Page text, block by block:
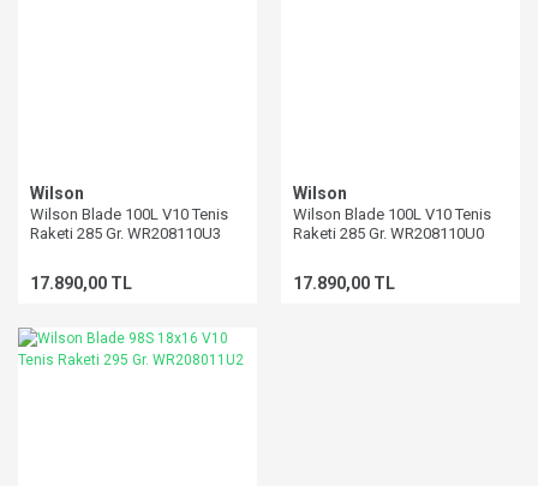
Wilson
Wilson Blade 100L V10 Tenis
Raketi 285 Gr. WR208110U3
17.890,00 TL
Wilson
Wilson Blade 100L V10 Tenis
Raketi 285 Gr. WR208110U0
17.890,00 TL